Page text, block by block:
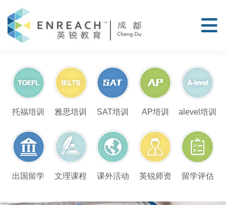
托福培训 雅思培训 SAT培训 AP培训 alevel培训
出国留学 文理课程 课外活动 英锐师资 留学评估